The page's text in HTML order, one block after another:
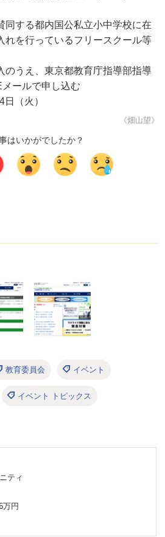
同する都内国公私立小中学校に在
れを行っているフリースクール等
のうえ、東京都教育庁指導部指導
ールで申し込む
（火）
《畑山望》
はいかがでしたか？
教育委員会 イベント
イベント トピックス
ティ
万円